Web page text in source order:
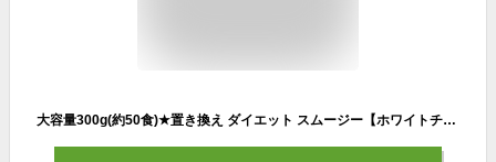
大容量300g(約50食)★置き換え ダイエット スムージー【ホワイトチアシード配合 フルベジ/FRUVEGE】スーパーフード/置換えダイエット/ダイエット食品/酵素/朝食/腹持ち/満腹感/粉末/アサイー/ファスティング